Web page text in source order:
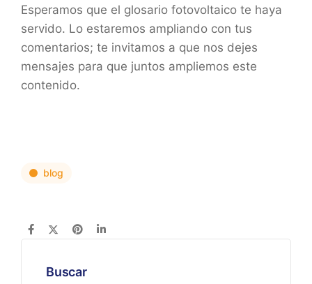
Esperamos que el glosario fotovoltaico te haya
servido. Lo estaremos ampliando con tus
comentarios; te invitamos a que nos dejes
mensajes para que juntos ampliemos este
contenido.
blog
Buscar